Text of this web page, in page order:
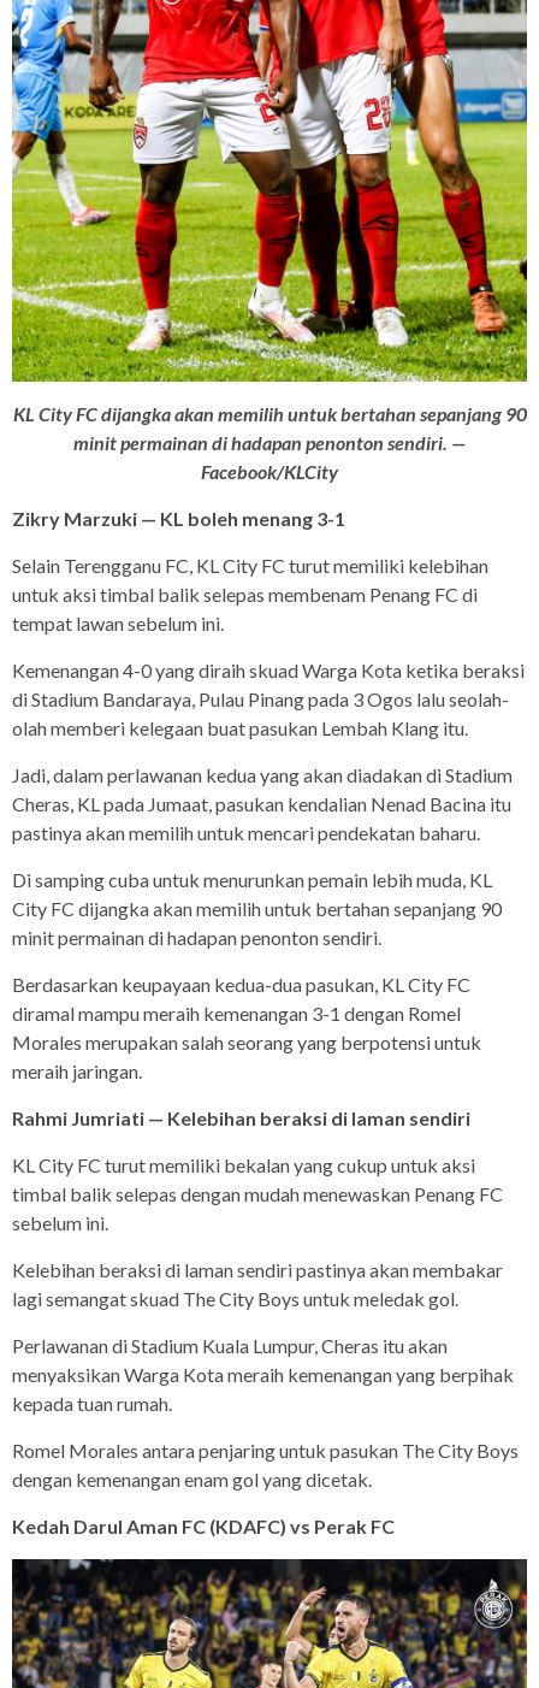
KL City FC dijangka akan memilih untuk bertahan sepanjang 90
minit permainan di hadapan penonton sendiri. —
Facebook/KLCity
Zikry Marzuki — KL boleh menang 3-1
Selain Terengganu FC, KL City FC turut memiliki kelebihan
untuk aksi timbal balik selepas membenam Penang FC di
tempat lawan sebelum ini.
Kemenangan 4-0 yang diraih skuad Warga Kota ketika beraksi
di Stadium Bandaraya, Pulau Pinang pada 3 Ogos lalu seolah-
olah memberi kelegaan buat pasukan Lembah Klang itu.
Jadi, dalam perlawanan kedua yang akan diadakan di Stadium
Cheras, KL pada Jumaat, pasukan kendalian Nenad Bacina itu
pastinya akan memilih untuk mencari pendekatan baharu.
Di samping cuba untuk menurunkan pemain lebih muda, KL
City FC dijangka akan memilih untuk bertahan sepanjang 90
minit permainan di hadapan penonton sendiri.
Berdasarkan keupayaan kedua-dua pasukan, KL City FC
diramal mampu meraih kemenangan 3-1 dengan Romel
Morales merupakan salah seorang yang berpotensi untuk
meraih jaringan.
Rahmi Jumriati — Kelebihan beraksi di laman sendiri
KL City FC turut memiliki bekalan yang cukup untuk aksi
timbal balik selepas dengan mudah menewaskan Penang FC
sebelum ini.
Kelebihan beraksi di laman sendiri pastinya akan membakar
lagi semangat skuad The City Boys untuk meledak gol.
Perlawanan di Stadium Kuala Lumpur, Cheras itu akan
menyaksikan Warga Kota meraih kemenangan yang berpihak
kepada tuan rumah.
Romel Morales antara penjaring untuk pasukan The City Boys
dengan kemenangan enam gol yang dicetak.
Kedah Darul Aman FC (KDAFC) vs Perak FC